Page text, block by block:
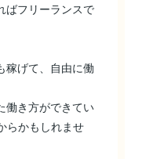
ばフリーランスで
稼げて、自由に働
働き方ができてい
らかもしれませ